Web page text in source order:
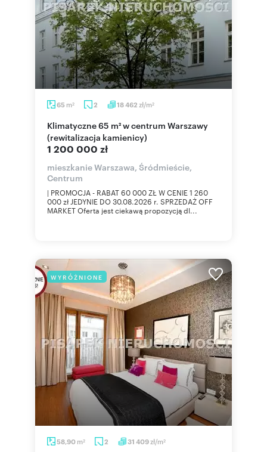
65 m2 2 18 462 zł/m2
Klimatyczne 65 m² w centrum Warszawy
(rewitalizacja kamienicy)
1 200 000 zł
mieszkanie Warszawa, Śródmieście,
Centrum
| PROMOCJA - RABAT 60 000 ZŁ W CENIE 1 260
000 zł JEDYNIE DO 30.08.2026 r. SPRZEDAŻ OFF
MARKET Oferta jest ciekawą propozycją dl...
WYRÓŻNIONE
58,90 m2 2 31 409zł/m2